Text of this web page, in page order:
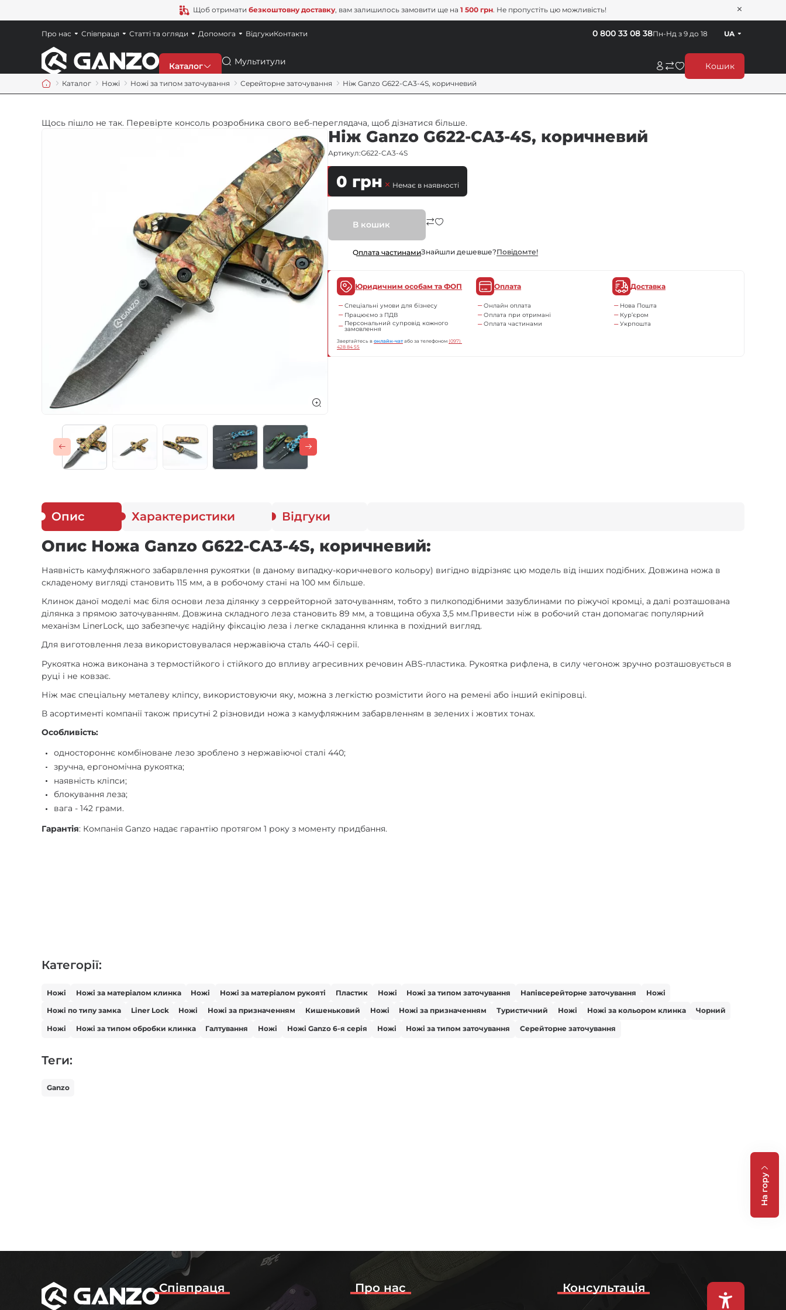
Щоб отримати безкоштовну доставку, вам залишилось замовити ще на 1 500 грн. Не пропустіть цю можливість!
Каталог
Точила
Мультитули
Газові пальники
Спорядження
Пошук Кошик
Пн-Нд з 9 до 18
0 800 33 08 38 UA
Про нас Співпраця Статті та огляди Допомога ВідгукиКонтакти
Каталог Ножі Ножі за типом заточування Серейторне заточування Ніж Ganzo G622-CA3-4S, коричневий
Щось пішло не так. Перевірте консоль розробника свого веб-переглядача, щоб дізнатися більше.
Ніж Ganzo G622-CA3-4S, коричневий
Артикул:G622-CA3-4S
0 грн Немає в наявності
В кошик
Оплата частинамиЗнайшли дешевше?Повiдомте!
Юридичним особам та ФОП
Спеціальні умови для бізнесу
Працюємо з ПДВ
Персональний супровід кожного
замовлення
Звертайтесь вонлайн-чат або за телефоном(097)
428 84 55
Оплата
Онлайн оплата
Оплата при отримані
Оплата частинами
Доставка
Нова Пошта
Кур’єром
Укрпошта
Опис Характеристики Відгуки
Опис Ножа Ganzo G622-CA3-4S, коричневий:
Наявність камуфляжного забарвлення рукоятки (в даному випадку-коричневого кольору) вигідно відрізняє цю модель від інших подібних. Довжина ножа в
складеному вигляді становить 115 мм, а в робочому стані на 100 мм більше.
Клинок даної моделі має біля основи леза ділянку з серрейторной заточуванням, тобто з пилкоподібними зазублинами по ріжучої кромці, а далі розташована
ділянка з прямою заточуванням. Довжина складного леза становить 89 мм, а товщина обуха 3,5 мм.Привести ніж в робочий стан допомагає популярний
механізм LinerLock, що забезпечує надійну фіксацію леза і легке складання клинка в похідний вигляд.
Для виготовлення леза використовувалася нержавіюча сталь 440-ї серії.
Рукоятка ножа виконана з термостійкого і стійкого до впливу агресивних речовин ABS-пластика. Рукоятка рифлена, в силу чегонож зручно розташовується в
руці і не ковзає.
Ніж має спеціальну металеву кліпсу, використовуючи яку, можна з легкістю розмістити його на ремені або інший екіпіровці.
В асортименті компанії також присутні 2 різновиди ножа з камуфляжним забарвленням в зелених і жовтих тонах.
Особливість:
одностороннє комбіноване лезо зроблено з нержавіючої сталі 440;
зручна, ергономічна рукоятка;
наявність кліпси;
блокування леза;
вага - 142 грами.
Гарантія: Компанія Ganzo надає гарантію протягом 1 року з моменту придбання.
Категорії:
Ножі Ножі за матеріалом клинка Ножі Ножі за матеріалом рукояті Пластик Ножі Ножі за типом заточування Напівсерейторне заточування Ножі
Ножі по типу замка Liner Lock Ножі Ножі за призначенням Кишеньковий Ножі Ножі за призначенням Туристичний Ножі Ножі за кольором клинка Чорний
Ножі Ножі за типом обробки клинка Галтування Ножі Ножі Ganzo 6-я серія Ножі Ножі за типом заточування Серейторне заточування
Теги:
Ganzo
На гору
Про нас
Співпраця Консультація